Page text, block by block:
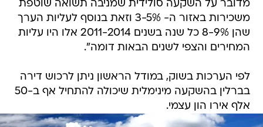
מדובר על השקעה סולידית שמניבה תשואה שוטפת
משכירות באזור ה- 3-5% וזאת בנוסף לעליות הערך
שהן 8-9% כל שנה בשנים 2011-2014 אלו היו עליות
המחירים והצפי לשנים הבאות דומה".
לפי הערכות בשוק, במודל הראשון ניתן לרכוש דירה
בברלין בהשקעה מינימלית שיכולה להתחיל אף ב-50
אלף אירו הון עצמי.